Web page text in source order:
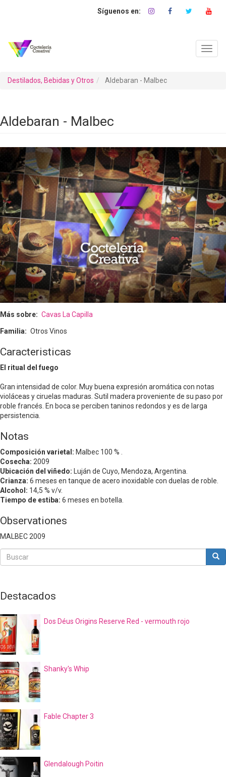
Destilados, Bebidas y Otros Aldebaran - Malbec
Aldebaran - Malbec
Más sobre Cavas La Capilla
Familia Otros Vinos
Caracteristicas
El ritual del fuego
Gran intensidad de color. Muy buena expresión aromática con notas
violáceas y ciruelas maduras. Sutil madera proveniente de su paso por
roble francés. En boca se perciben taninos redondos y es de larga
persistencia.
Notas
Composición varietal: Malbec 100 % .
Cosecha: 2009
Ubicación del viñedo: Luján de Cuyo, Mendoza, Argentina.
Crianza: 6 meses en tanque de acero inoxidable con duelas de roble.
Alcohol: 14,5 % v/v.
Tiempo de estiba: 6 meses en botella.
Observationes
MALBEC 2009
Buscar
Buscar
Destacados
Dos Déus Origins Reserve Red - vermouth rojo
Shanky's Whip
Fable Chapter 3
Glendalough Poitin